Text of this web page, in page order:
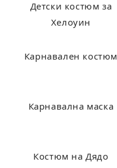
Детски костюм за
Хелоуин
Карнавален костюм
Карнавална маска
Костюм на Дядо